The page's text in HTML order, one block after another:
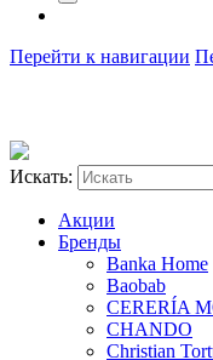
Перейти к навигации
Искать:
Акции
Бренды
Banka Home
Baobab
CERERÍA
CHANDO
Christian